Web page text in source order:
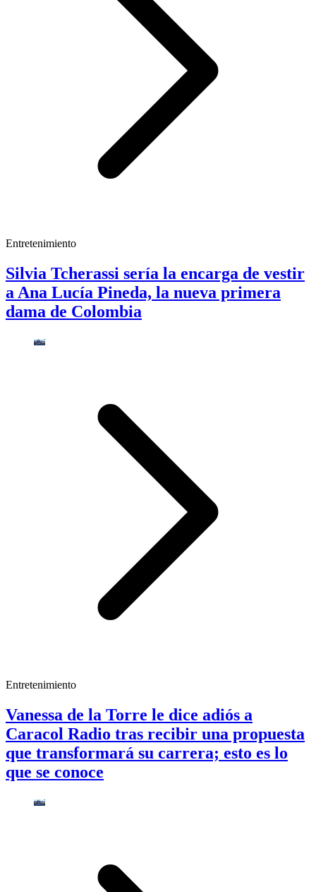
Entretenimiento
Silvia Tcherassi sería la encarga de vestir
a Ana Lucía Pineda, la nueva primera
dama de Colombia
Entretenimiento
Vanessa de la Torre le dice adiós a
Caracol Radio tras recibir una propuesta
que transformará su carrera; esto es lo
que se conoce